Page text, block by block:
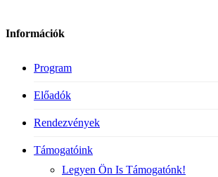
Információk
Program
Előadók
Rendezvények
Támogatóink
Legyen Ön Is Támogatónk!